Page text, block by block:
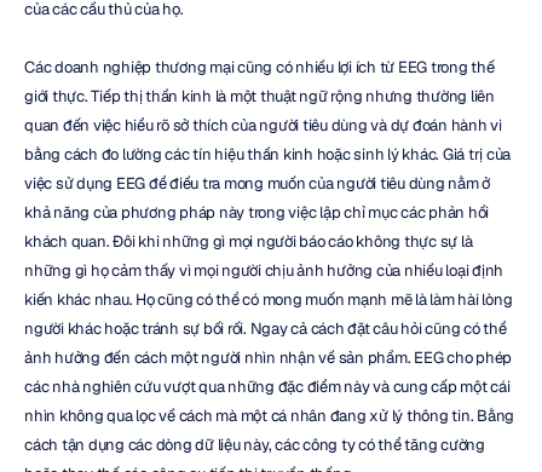
của các cầu thủ của họ.
Các doanh nghiệp thương mại cũng có nhiều lợi ích từ EEG trong thế
giới thực. Tiếp thị thần kinh là một thuật ngữ rộng nhưng thường liên
quan đến việc hiểu rõ sở thích của người tiêu dùng và dự đoán hành vi
bằng cách đo lường các tín hiệu thần kinh hoặc sinh lý khác. Giá trị của
việc sử dụng EEG để điều tra mong muốn của người tiêu dùng nằm ở
khả năng của phương pháp này trong việc lập chỉ mục các phản hồi
khách quan. Đôi khi những gì mọi người báo cáo không thực sự là
những gì họ cảm thấy vì mọi người chịu ảnh hưởng của nhiều loại định
kiến khác nhau. Họ cũng có thể có mong muốn mạnh mẽ là làm hài lòng
người khác hoặc tránh sự bối rối. Ngay cả cách đặt câu hỏi cũng có thể
ảnh hưởng đến cách một người nhìn nhận về sản phẩm. EEG cho phép
các nhà nghiên cứu vượt qua những đặc điểm này và cung cấp một cái
nhìn không qua lọc về cách mà một cá nhân đang xử lý thông tin. Bằng
cách tận dụng các dòng dữ liệu này, các công ty có thể tăng cường